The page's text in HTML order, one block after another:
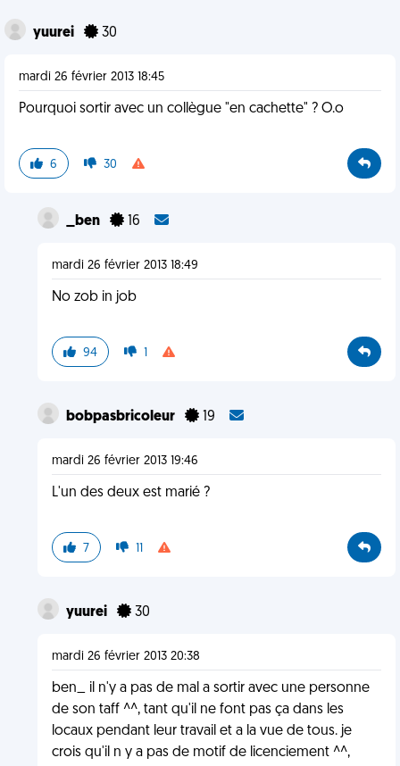
yuurei 30
mardi 26 février 2013 18:45
Pourquoi sortir avec un collègue "en cachette" ? O.o
6 30
_ben 16
mardi 26 février 2013 18:49
No zob in job
94 1
bobpasbricoleur 19
mardi 26 février 2013 19:46
L'un des deux est marié ?
7 11
yuurei 30
mardi 26 février 2013 20:38
ben_ il n'y a pas de mal a sortir avec une personne
de son taff ^^, tant qu'il ne font pas ça dans les
locaux pendant leur travail et a la vue de tous. je
crois qu'il n y a pas de motif de licenciement ^^,